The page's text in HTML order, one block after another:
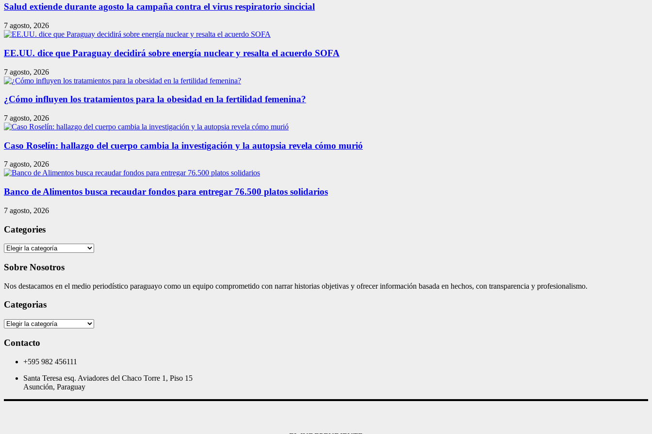
Salud extiende durante agosto la campaña contra el virus respiratorio sincicial
7 agosto, 2026
EE.UU. dice que Paraguay decidirá sobre energía nuclear y resalta el acuerdo SOFA
7 agosto, 2026
¿Cómo influyen los tratamientos para la obesidad en la fertilidad femenina?
7 agosto, 2026
Caso Roselín: hallazgo del cuerpo cambia la investigación y la autopsia revela cómo murió
7 agosto, 2026
Banco de Alimentos busca recaudar fondos para entregar 76.500 platos solidarios
7 agosto, 2026
Categories
Categories
Sobre Nosotros
Nos destacamos en el medio periodístico paraguayo como un equipo comprometido con narrar historias objetivas y ofrecer información basada en hechos, con transparencia y profesionalismo.
Categorias
Categorias
Contacto
+595 982 456111
Santa Teresa esq. Aviadores del Chaco Torre 1, Piso 15
Asunción, Paraguay